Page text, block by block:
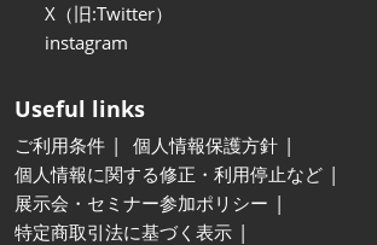
X（旧:Twitter）
instagram
Useful links
ご利用条件
個人情報保護方針
個人情報に関する修正・利用停止など
展示会・セミナー参加ポリシー
特定商取引法に基づく表示